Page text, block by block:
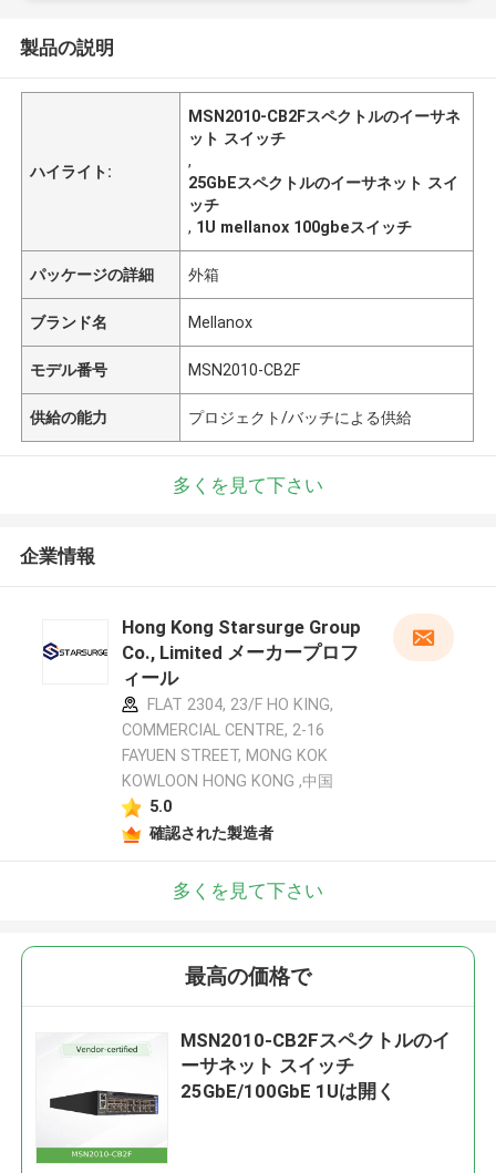
製品の説明
ハイライト:
MSN2010-CB2Fスペクトルのイーサネ
ット スイッチ
,
25GbEスペクトルのイーサネット スイ
ッチ
, 1U mellanox 100gbeスイッチ
パッケージの詳細 外箱
ブランド名 Mellanox
モデル番号 MSN2010-CB2F
供給の能力 プロジェクト/バッチによる供給
多くを見て下さい
企業情報
Hong Kong Starsurge Group
Co., Limited メーカープロフ
ィール
FLAT 2304, 23/F HO KING,
COMMERCIAL CENTRE, 2-16
FAYUEN STREET, MONG KOK
KOWLOON HONG KONG ,中国
5.0
確認された製造者
多くを見て下さい
最高の価格で
MSN2010-CB2Fスペクトルのイ
ーサネット スイッチ
25GbE/100GbE 1Uは開く